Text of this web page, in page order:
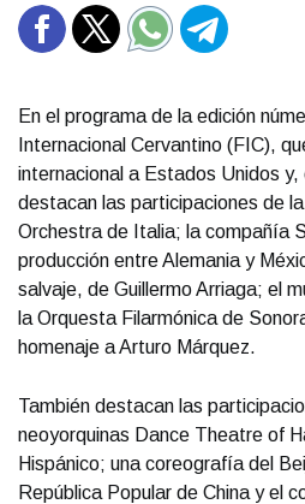
En el programa de la edición
Internacional Cervantino (FIC),
internacional a Estados Unidos
destacan las participaciones de
Orchestra de Italia; la compañía
producción entre Alemania y
salvaje, de Guillermo Arriaga; el
la Orquesta Filarmónica de
homenaje a Arturo Márquez.
También destacan las
neoyorquinas Dance Theatre of
Hispánico; una coreografía del
República Popular de China y el